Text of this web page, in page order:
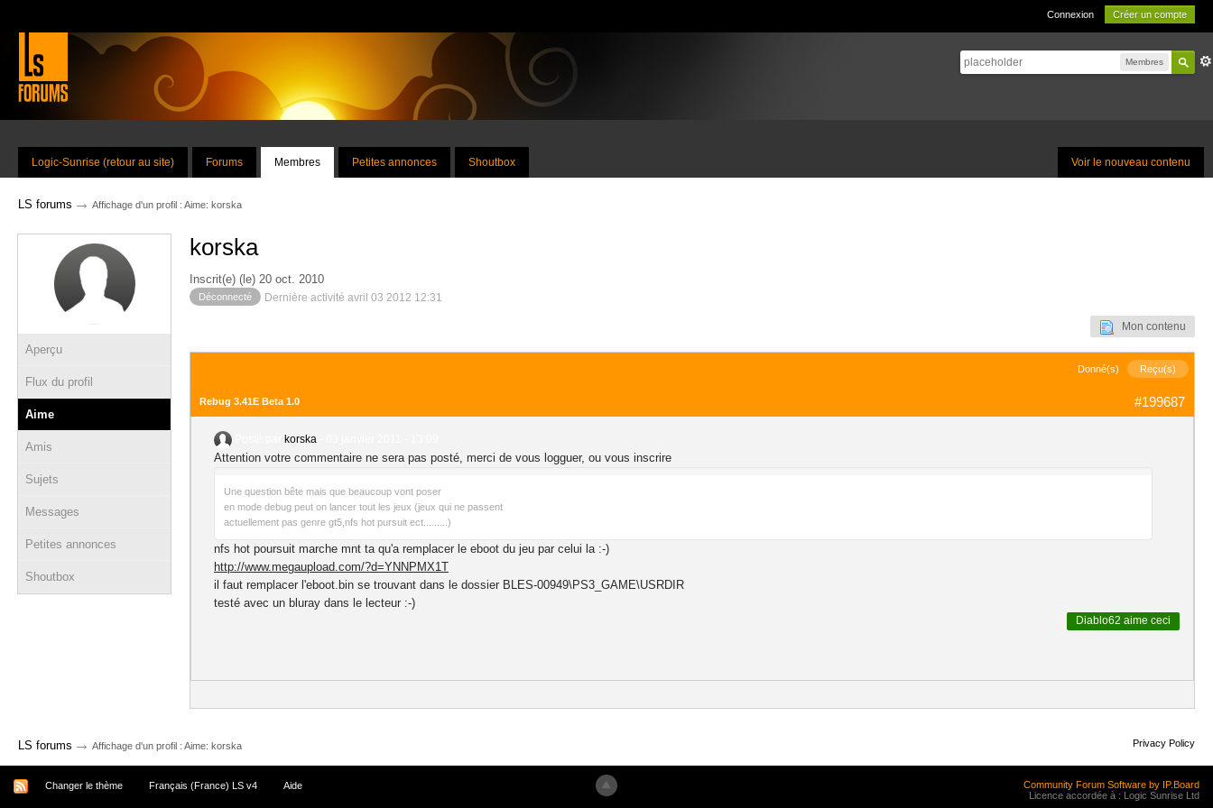
Connexion Créer un compte
Membres
Voir le nouveau contenu
Logic-Sunrise (retour au site) Forums Membres Petites annonces Shoutbox
LS forums → Affichage d'un profil : Aime: korska
Aperçu
Flux du profil
Aime
Amis
Sujets
Messages
Petites annonces
Shoutbox
korska
Inscrit(e) (le) 20 oct. 2010
Déconnecté Dernière activité avril 03 2012 12:31
Mon contenu
Donné(s) Reçu(s)
#199687
Rebug 3.41E Beta 1.0
korska
Attention votre commentaire ne sera pas posté, merci de vous logguer, ou vous inscrire
Une question bête mais que beaucoup vont poser
en mode debug peut on lancer tout les jeux (jeux qui ne passent
actuellement pas genre gt5,nfs hot pursuit ect.........)
nfs hot poursuit marche mnt ta qu'a remplacer le eboot du jeu par celui la :-)
http://www.megaupload.com/?d=YNNPMX1T
il faut remplacer l'eboot.bin se trouvant dans le dossier BLES-00949\PS3_GAME\USRDIR
testé avec un bluray dans le lecteur :-)
Diablo62 aime ceci
LS forums → Affichage d'un profil : Aime: korska Privacy Policy
Changer le thème Français (France) LS v4 Aide
Community Forum Software by IP.Board
Licence accordée à : Logic Sunrise Ltd